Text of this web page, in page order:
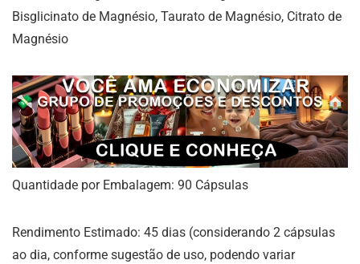
Bisglicinato de Magnésio, Taurato de Magnésio, Citrato de
Magnésio
Quantidade por Embalagem: 90 Cápsulas
Rendimento Estimado: 45 dias (considerando 2 cápsulas
ao dia, conforme sugestão de uso, podendo variar